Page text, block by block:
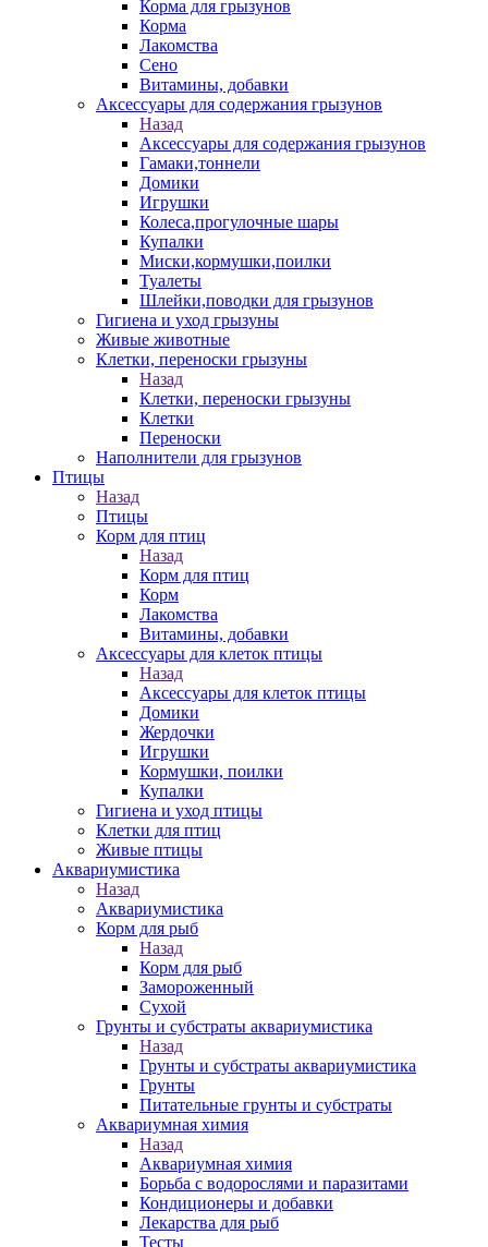
Корма для грызунов
Корма
Лакомства
Сено
Витамины, добавки
Аксессуары для содержания грызунов
Назад
Аксессуары для содержания грызунов
Гамаки,тоннели
Домики
Игрушки
Колеса,прогулочные шары
Купалки
Миски,кормушки,поилки
Туалеты
Шлейки,поводки для грызунов
Гигиена и уход грызуны
Живые животные
Клетки, переноски грызуны
Назад
Клетки, переноски грызуны
Клетки
Переноски
Наполнители для грызунов
Птицы
Назад
Птицы
Корм для птиц
Назад
Корм для птиц
Корм
Лакомства
Витамины, добавки
Аксессуары для клеток птицы
Назад
Аксессуары для клеток птицы
Домики
Жердочки
Игрушки
Кормушки, поилки
Купалки
Гигиена и уход птицы
Клетки для птиц
Живые птицы
Аквариумистика
Назад
Аквариумистика
Корм для рыб
Назад
Корм для рыб
Замороженный
Сухой
Грунты и субстраты аквариумистика
Назад
Грунты и субстраты аквариумистика
Грунты
Питательные грунты и субстраты
Аквариумная химия
Назад
Аквариумная химия
Борьба с водорослями и паразитами
Кондиционеры и добавки
Лекарства для рыб
Тесты